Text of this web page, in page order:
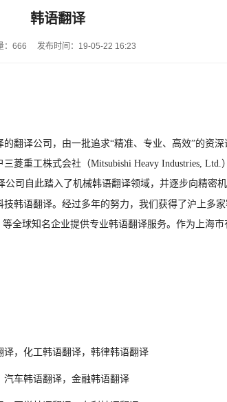
韩语翻译
：666 发布时间：19-05-22 16:23
的翻译公司，由一批追求“精准、专业、高效”的资
三菱重工株式会社（Mitsubishi Heavy Industries, Ltd.
公司自此踏入了机械韩语翻译领域，并逐步向精密
技韩语翻译。经过多年的努力，我们获得了沪上多
等全球知名企业提供专业韩语翻译服务。作为上海市
译，化工韩语翻译， 韩律韩语翻译
汽车韩语翻译，金融韩语翻译